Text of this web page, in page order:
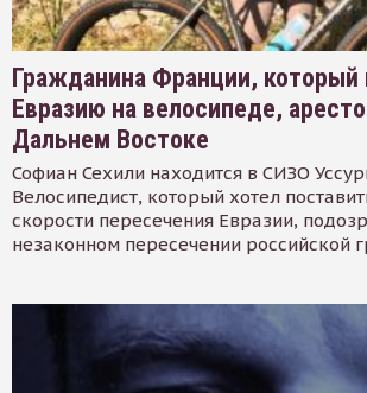
Гражданина Франции, который
Евразию на велосипеде,
Дальнем Востоке
Софиан Сехили находится в СИЗО
Велосипедист, который хотел
скорости пересечения Евразии,
незаконном пересечении российской